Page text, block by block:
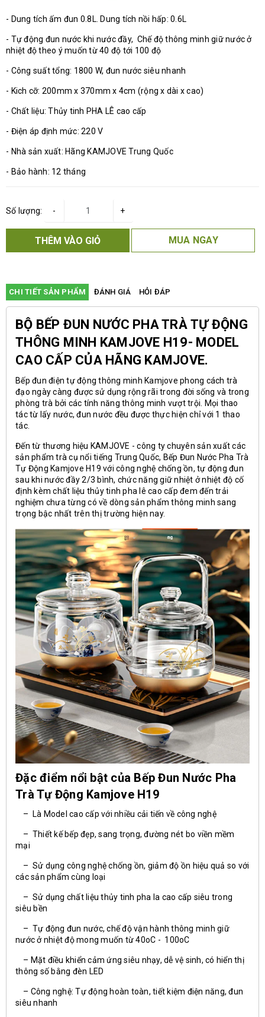
- Dung tích ấm đun 0.8L. Dung tích nồi hấp: 0.6L
- Tự động đun nước khi nước đầy, Chế độ thông minh giữ nước ở
nhiệt độ theo ý muốn từ 40 độ tới 100 độ
- Công suất tổng: 1800 W, đun nước siêu nhanh
- Kich cỡ: 200mm x 370mm x 4cm (rộng x dài x cao)
- Chất liệu: Thủy tinh PHA LÊ cao cấp
- Điện áp định mức: 220 V
- Nhà sản xuất: Hãng KAMJOVE Trung Quốc
- Bảo hành: 12 tháng
Số lượng: +
-
THÊM VÀO GIỎ MUA NGAY
CHI TIẾT SẢN PHẨM ĐÁNH GIÁ HỎI ĐÁP
BỘ BẾP ĐUN NƯỚC PHA TRÀ TỰ ĐỘNG
THÔNG MINH KAMJOVE H19- MODEL
CAO CẤP CỦA HÃNG KAMJOVE.
Bếp đun điện tự động thông minh Kamjove phong cách trà
đạo ngày càng được sử dụng rộng rãi trong đời sống và trong
phòng trà bởi các tính năng thông minh vượt trội. Mọi thao
tác từ lấy nước, đun nước đều được thực hiện chỉ với 1 thao
tác.
Đến từ thương hiệu KAMJOVE - công ty chuyên sản xuất các
sản phẩm trà cụ nổi tiếng Trung Quốc, Bếp Đun Nước Pha Trà
Tự Động Kamjove H19 với công nghệ chống ồn, tự động đun
sau khi nước đầy 2/3 bình, chức năng giữ nhiệt ở nhiệt độ cố
định kèm chất liệu thủy tinh pha lê cao cấp đem đến trải
nghiệm chưa từng có về dòng sản phẩm thông minh sang
trọng bậc nhất trên thị trường hiện nay.
Đặc điểm nổi bật của Bếp Đun Nước Pha
Trà Tự Động Kamjove H19
– Là Model cao cấp với nhiều cải tiến về công nghệ
– Thiết kế bếp đẹp, sang trọng, đường nét bo viền mềm
mại
– Sử dụng công nghệ chống ồn, giảm độ ồn hiệu quả so với
các sản phẩm cùng loại
– Sử dụng chất liệu thủy tinh pha la cao cấp siêu trong
siêu bền
– Tự động đun nước, chế độ vận hành thông minh giữ
nước ở nhiệt độ mong muốn từ 40oC - 100oC
– Mặt điều khiển cảm ứng siêu nhạy, dễ vệ sinh, có hiển thị
thông số bằng đèn LED
– Công nghệ: Tự động hoàn toàn, tiết kiệm điện năng, đun
siêu nhanh